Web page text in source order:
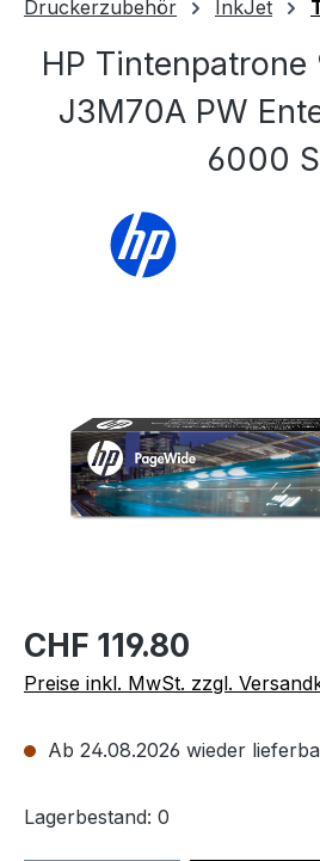
Druckerzubehör InkJet
HP Tintenpatrone
J3M70A PW
6000
CHF 119.80
Preise inkl. MwSt. zzgl.
Ab 24.08.2026 wieder
Lagerbestand: 0